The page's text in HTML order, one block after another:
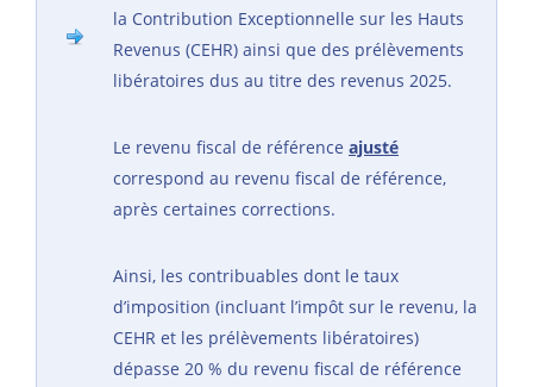
la Contribution Exceptionnelle sur les Hauts
Revenus (CEHR) ainsi que des prélèvements
libératoires dus au titre des revenus 2025.
Le revenu fiscal de référence ajusté
correspond au revenu fiscal de référence,
après certaines corrections.
Ainsi, les contribuables dont le taux
d’imposition (incluant l’impôt sur le revenu, la
CEHR et les prélèvements libératoires)
dépasse 20 % du revenu fiscal de référence